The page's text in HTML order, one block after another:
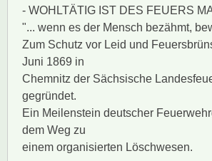
- WOHLTÄTIG IST DES FEUERS
"... wenn es der Mensch bezähmt,
Zum Schutz vor Leid und
Juni 1869 in
Chemnitz der Sächsische
gegründet.
Ein Meilenstein deutscher
dem Weg zu
einem organisierten Löschwesen.